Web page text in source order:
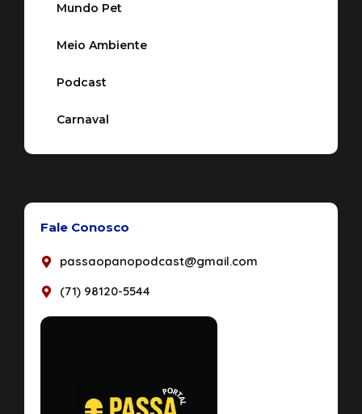
Mundo Pet
Meio Ambiente
Podcast
Carnaval
Fale Conosco
passaopanopodcast@gmail.com
(71) 98120-5544